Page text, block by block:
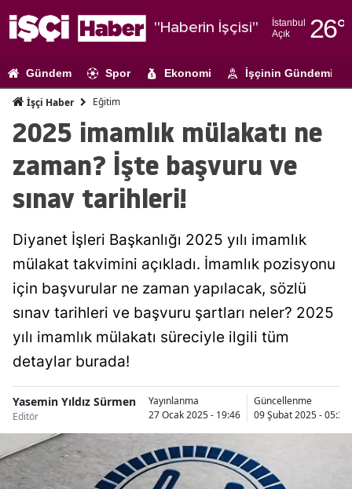
"Haberin İşçisi"
İstanbul
Açık
26°
Adıyaman
Ağrı
Amasya
Antalya
Artvin
Aydın
Bingöl
Bitlis
Gündem Spor Ekonomi İşçinin Gündemi
İşçi Haber Eğitim
2025 imamlık mülakatı ne
zaman? İşte başvuru ve
sınav tarihleri!
Diyanet İşleri Başkanlığı 2025 yılı imamlık
mülakat takvimini açıkladı. İmamlık pozisyonu
için başvurular ne zaman yapılacak, sözlü
sınav tarihleri ve başvuru şartları neler? 2025
yılı imamlık mülakatı süreciyle ilgili tüm
detaylar burada!
Yasemin Yıldız Sürmen
Editör
Yayınlanma
27 Ocak 2025 - 19:46
Güncellenme
09 Şubat 2025 - 05:34